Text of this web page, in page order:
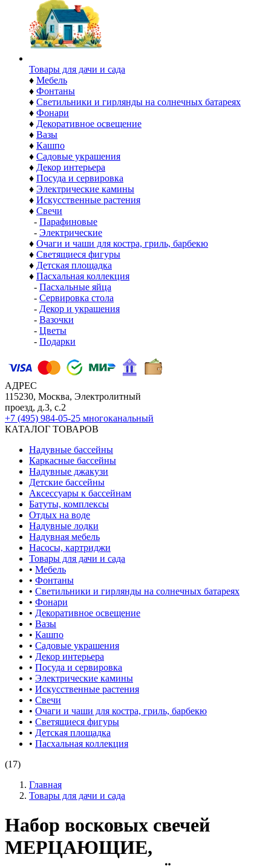
Товары для дачи и сада
♦ Мебель
♦ Фонтаны
♦ Светильники и гирлянды на солнечных батареях
♦ Фонари
♦ Декоративное освещение
♦ Вазы
♦ Кашпо
♦ Садовые украшения
♦ Декор интерьера
♦ Посуда и сервировка
♦ Электрические камины
♦ Искусственные растения
♦ Свечи
- Парафиновые
- Электрические
♦ Очаги и чаши для костра, гриль, барбекю
♦ Светящиеся фигуры
♦ Детская площадка
♦ Пасхальная коллекция
- Пасхальные яйца
- Сервировка стола
- Декор и украшения
- Вазочки
- Цветы
- Подарки
АДРЕС
115230, Москва, Электролитный
проезд, д.3, с.2
+7 (495) 984-05-25 многоканальный
КАТАЛОГ ТОВАРОВ
Надувные бассейны
Каркасные бассейны
Надувные джакузи
Детские бассейны
Аксессуары к бассейнам
Батуты, комплексы
Отдых на воде
Надувные лодки
Надувная мебель
Насосы, картриджи
Товары для дачи и сада
• Мебель
• Фонтаны
• Светильники и гирлянды на солнечных батареях
• Фонари
• Декоративное освещение
• Вазы
• Кашпо
• Садовые украшения
• Декор интерьера
• Посуда и сервировка
• Электрические камины
• Искусственные растения
• Свечи
• Очаги и чаши для костра, гриль, барбекю
• Светящиеся фигуры
• Детская площадка
• Пасхальная коллекция
(17)
Главная
Товары для дачи и сада
Набор восковых свечей
МЕРЦАЮЩИЕ,